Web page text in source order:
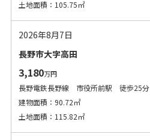
土地面積：105.75㎡
2026年8月7日
長野市大字高田
3,180万円
長野電鉄長野線 市役所前駅 徒歩25分
建物面積：90.72㎡
土地面積：115.82㎡